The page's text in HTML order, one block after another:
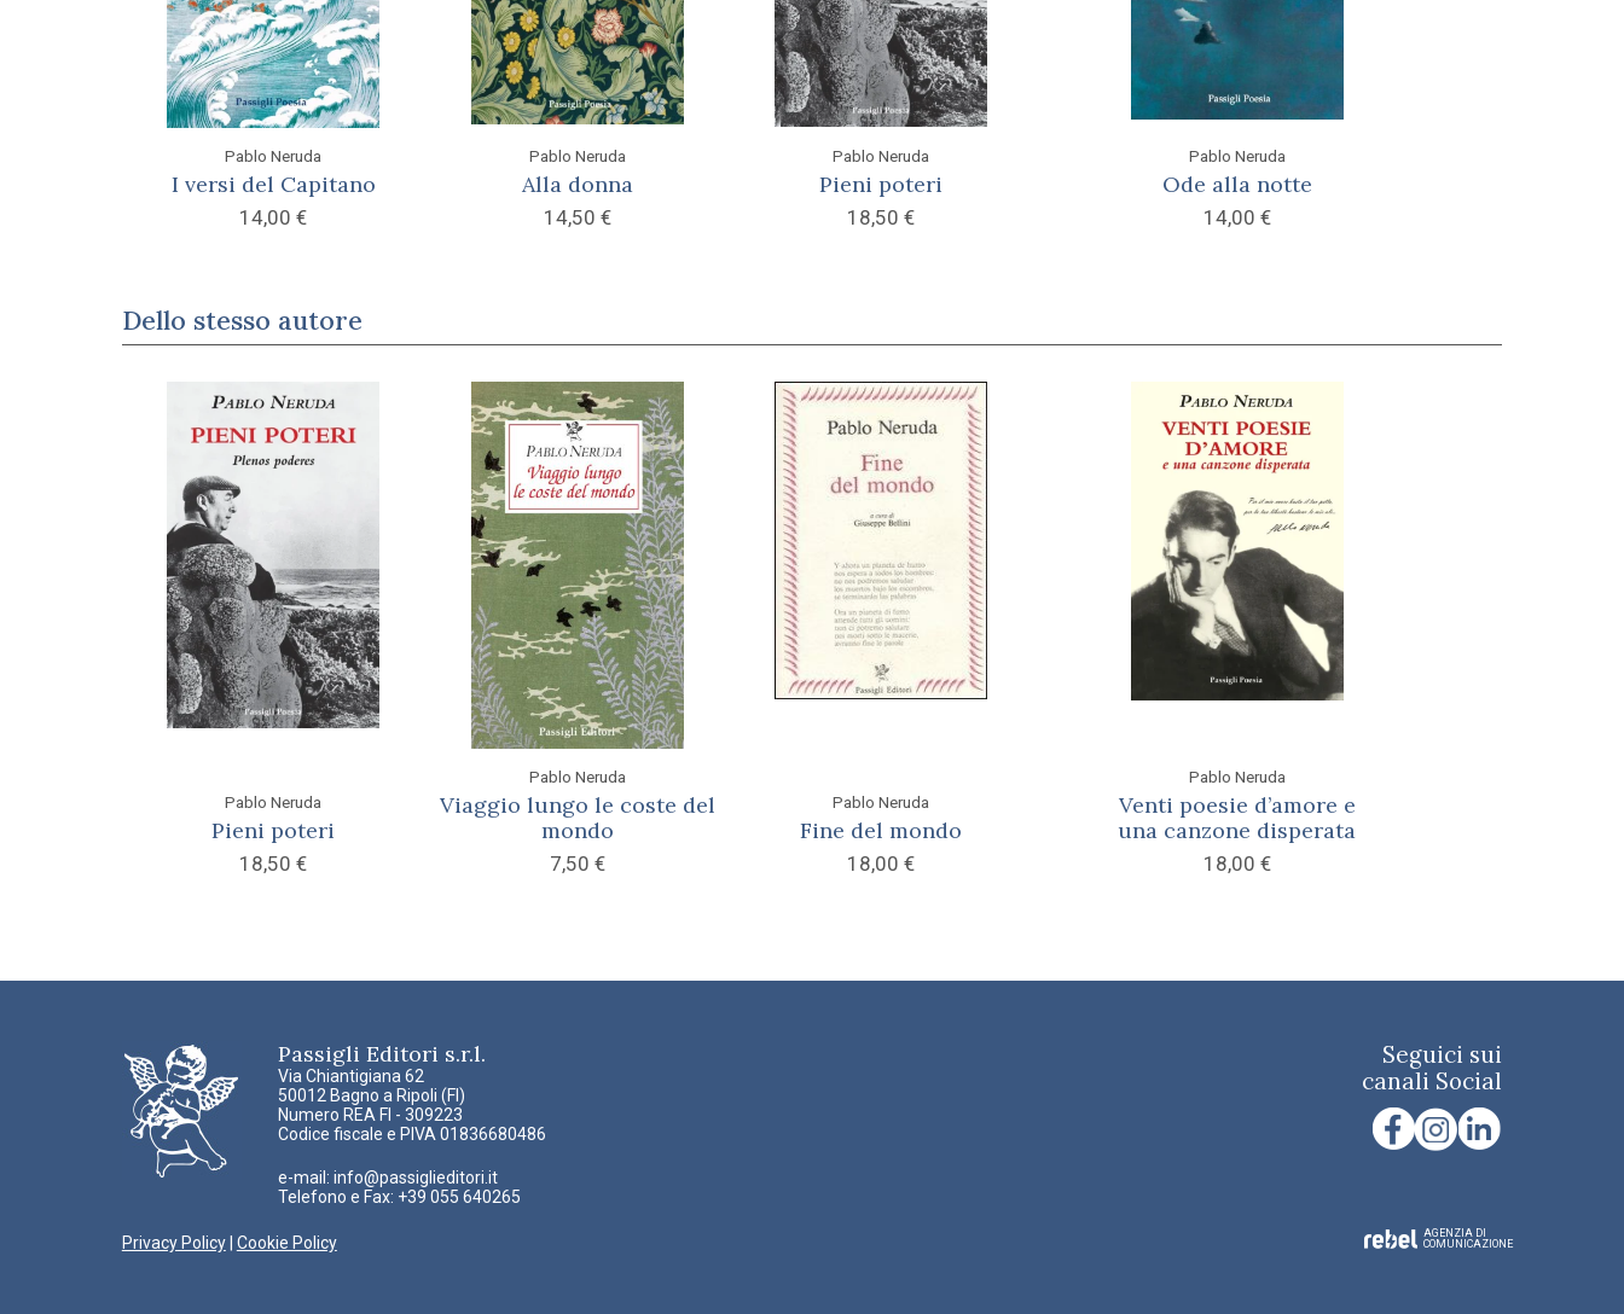
Pablo Neruda
I versi del Capitano
14,00€
Pablo Neruda
Alla donna
14,50 €
Pablo Neruda
Pieni poteri
18,50€
Pablo Neruda
Ode alla notte
14,00 €
Dello stesso autore
Pablo Neruda
Pieni poteri
18,50€
Pablo Neruda
Viaggio lungo le coste del
mondo
7,50 €
Pablo Neruda
Fine del mondo
18,00€
Pablo Neruda
Venti poesie d’amore e
una canzone disperata
18,00 €
Passigli Editori s.r.l.
Via Chiantigiana 62
50012 Bagno a Ripoli (FI)
Numero REA FI - 309223
Codice fiscale e PIVA 01836680486
e-mail: info@passiglieditori.it
Telefono e Fax: +39 055 640265
Privacy Policy Cookie Policy
Seguici sui
canali Social
AGENZIA DI
COMUNICAZIONE